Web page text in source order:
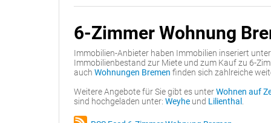
6-Zimmer Wohnung
Immobilien-Anbieter haben Immobilien inseriert unter
Immobilienbestand zur Miete und zum Kauf zu 6-
auch Wohnungen Bremen finden sich zahlreiche
Weitere Angebote für Sie gibt es unterWohnen auf
sind hochgeladen unter: Weyhe und Lilienthal